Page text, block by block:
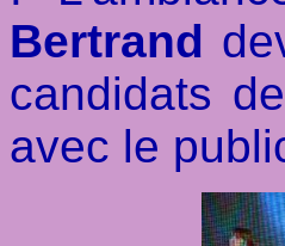
Bertrand
candidats
avec le